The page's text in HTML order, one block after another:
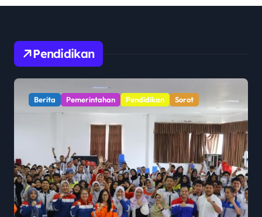
Pendidikan
Berita Pemerintahan Pendidikan Sorot